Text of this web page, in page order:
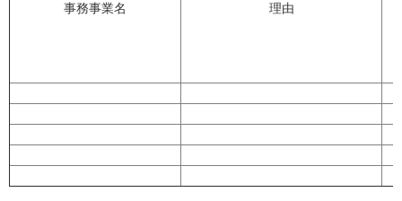
事務事業名 理由